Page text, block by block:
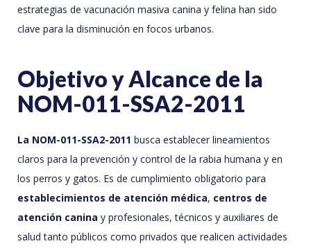
estrategias de vacunación masiva canina y felina han sido
clave para la disminución en focos urbanos.
Objetivo y Alcance de la
NOM-011-SSA2-2011
La NOM-011-SSA2-2011 busca establecer lineamientos
claros para la prevención y control de la rabia humana y en
los perros y gatos. Es de cumplimiento obligatorio para
establecimientos de atención médica, centros de
atención canina y profesionales, técnicos y auxiliares de
salud tanto públicos como privados que realicen actividades